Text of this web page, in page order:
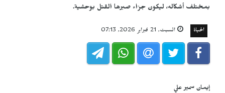
بمختلف أشكاله، ليكون جزاء صبرها القتل بوحشية.
الحياة السبت, 21 فبراير 2026, 07:13
إيمان سمير علي